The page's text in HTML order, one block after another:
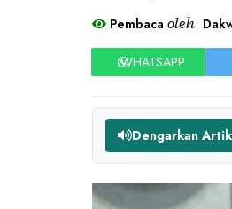
Pembaca oleh
WHATSAPP
Dengarkan